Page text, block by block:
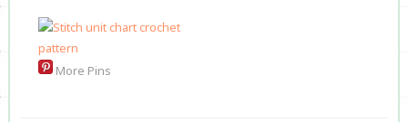
More Pins